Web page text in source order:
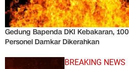
Gedung Bapenda DKI Kebakaran, 100
Personel Damkar Dikerahkan
BREAKING NEWS